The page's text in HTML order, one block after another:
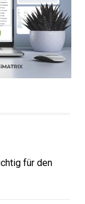
für den